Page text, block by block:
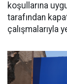
koşullarına
tarafından
çalışmalarıyla